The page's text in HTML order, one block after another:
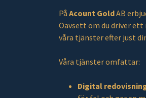
På Acount GoldAB
Oavsett om du driver
våra tjänster efter just
Våra tjänster omfattar:
Digital